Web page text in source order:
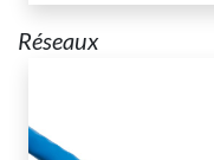
Réseaux